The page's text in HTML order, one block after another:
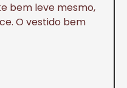
bem leve mesmo,
O vestido bem